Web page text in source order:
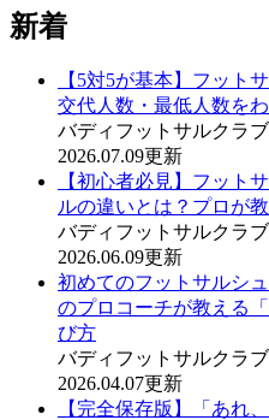
新着
【5対5が基本】フット
交代人数・最低人数を
バディフットサルクラ
2026.07.09更新
【初心者必見】フット
ルの違いとは？プロが
バディフットサルクラ
2026.06.09更新
初めてのフットサルシ
のプロコーチが教える
び方
バディフットサルクラ
2026.04.07更新
【完全保存版】「あれ